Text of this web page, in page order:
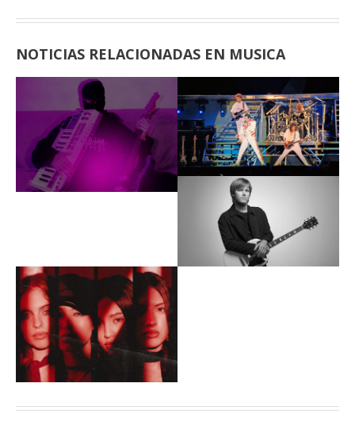
NOTICIAS RELACIONADAS EN MUSICA